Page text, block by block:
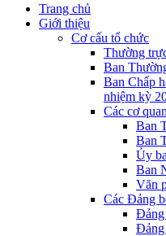
Trang chủ
Giới thiệu
Cơ cấu tổ chức
Thường
Ban
Ban Chấp
nhiệm kỳ
Các cơ
Ban
Ban
Ủy
Ban
Văn
Các Đảng
Đảng